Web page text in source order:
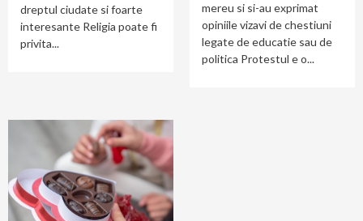
dreptul ciudate si foarte
interesante Religia poate fi
privita...
mereu si si-au exprimat
opiniile vizavi de chestiuni
legate de educatie sau de
politica Protestul e o...